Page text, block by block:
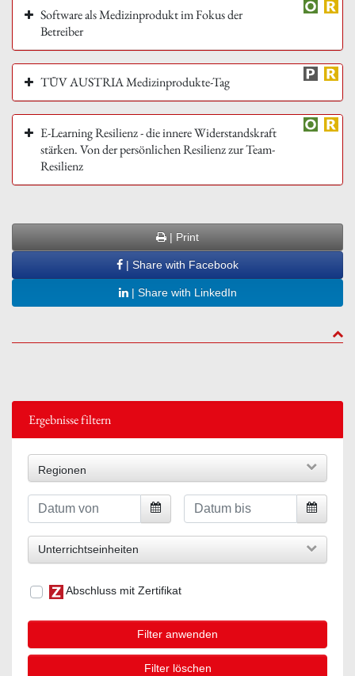
Software als Medizinprodukt im Fokus der
Betreiber
TÜV AUSTRIA Medizinprodukte-Tag
E-Learning Resilienz - die innere Widerstandskraft
stärken. Von der persönlichen Resilienz zur Team-
Resilienz
| Print
| Share with Facebook
| Share with LinkedIn
to
Ergebnisse filtern
Regionen
Unterrichtseinheiten
Abschluss mit Zertifikat
Filter anwenden
Filter löschen